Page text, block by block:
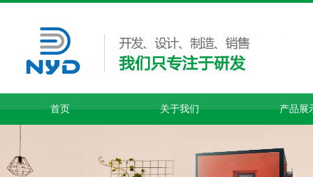
首页 关于我们 产品展